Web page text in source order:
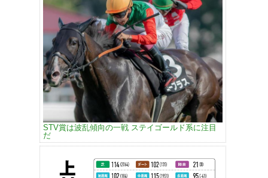
STV賞は波乱傾向の一戦 ステイゴールド系に注目
だ